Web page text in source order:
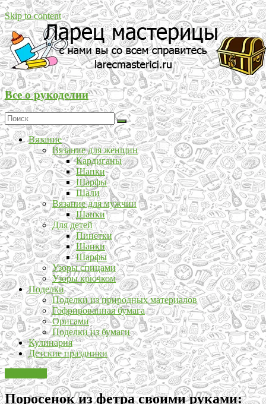
Skip to content
Все о рукоделии
Вязание
Вязание для женщин
Кардиганы
Шапки
Шарфы
Шали
Вязание для мужчин
Шапки
Для детей
Пинетки
Шапки
Шарфы
Узоры спицами
Узоры крючком
Поделки
Поделки из природных материалов
Гофрированная бумага
Оригами
Поделки из бумаги
Кулинария
Детские праздники
Поросенок из фетра своими руками: